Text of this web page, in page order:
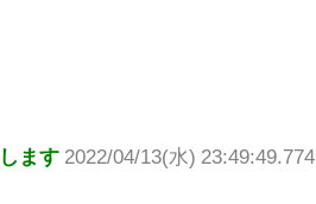
ます 2022/04/13(水) 23:49:49.774